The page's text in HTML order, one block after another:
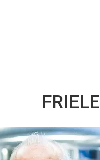
FRIELE